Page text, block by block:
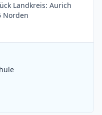
Landkreis: Aurich
Norden